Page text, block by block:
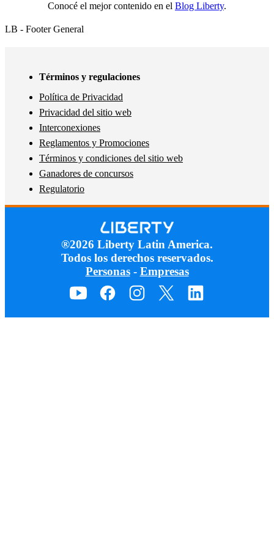
Conocé el mejor contenido en el Blog Liberty.
LB - Footer General
Términos y regulaciones
Política de Privacidad
Privacidad del sitio web
Interconexiones
Reglamentos y Promociones
Términos y condiciones del sitio web
Ganadores de concursos
Regulatorio
®2026 Liberty Latin America.
Todos los derechos reservados.
Personas- Empresas